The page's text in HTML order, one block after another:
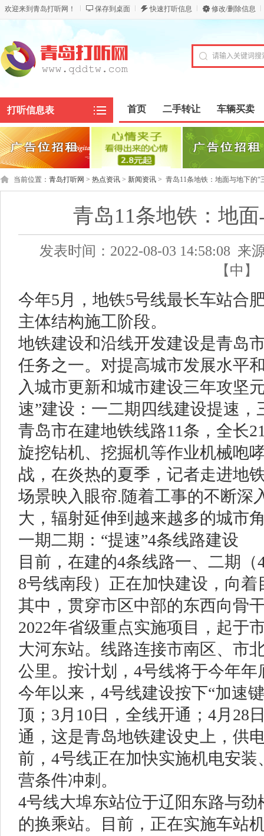
欢迎来到青岛打听网！ 保存到桌面 快速打听信息 修改/删除信息
打听信息表 首页 二手转让 车辆买卖
当前位置： 青岛打听网 > 热点资讯 > 新闻资讯 > 青岛11条地铁：地面与地下的“
青岛11条地铁：地
发表时间：2022-08-03 14:58:08 来
【中 】
今年5月，地铁5号线最长车站合
主体结构施工阶段。
地铁建设和沿线开发建设是青岛
任务之一。对提高城市发展水平
入城市更新和城市建设三年攻坚
速”建设：一二期四线建设提速
青岛市在建地铁线路11条，全长
旋挖钻机、挖掘机等作业机械咆
战，在炎热的夏季，记者走进地
场景映入眼帘.随着工事的不断深
大，辐射延伸到越来越多的城市
一期二期：“提速”4条线路建设
目前，在建的4条线路一、二期
8号线南段）正在加快建设，向
其中，贯穿市区中部的东西向骨
2022年省级重点实施项目，起于
大河东站。线路连接市南区、市
公里。按计划，4号线将于今年
今年以来，4号线建设按下“加速
顶；3月10日，全线开通；4月28
通，这是青岛地铁建设史上，供
前，4号线正在加快实施机电安
营条件冲刺。
4号线大埠东站位于辽阳东路与
的换乘站。目前，正在实施车站